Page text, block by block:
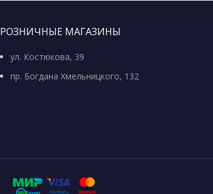
РОЗНИЧНЫЕ МАГАЗИНЫ
ул. Костюкова, 39
пр. Богдана Хмельницкого, 132